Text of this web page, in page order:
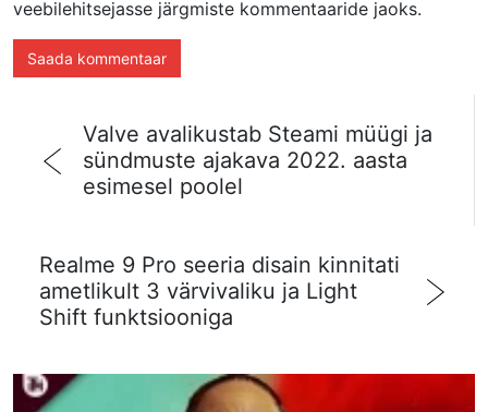
veebilehitsejasse järgmiste kommentaaride jaoks.
Valve avalikustab Steami müügi ja
sündmuste ajakava 2022. aasta
esimesel poolel
Realme 9 Pro seeria disain kinnitati
ametlikult 3 värvivaliku ja Light
Shift funktsiooniga